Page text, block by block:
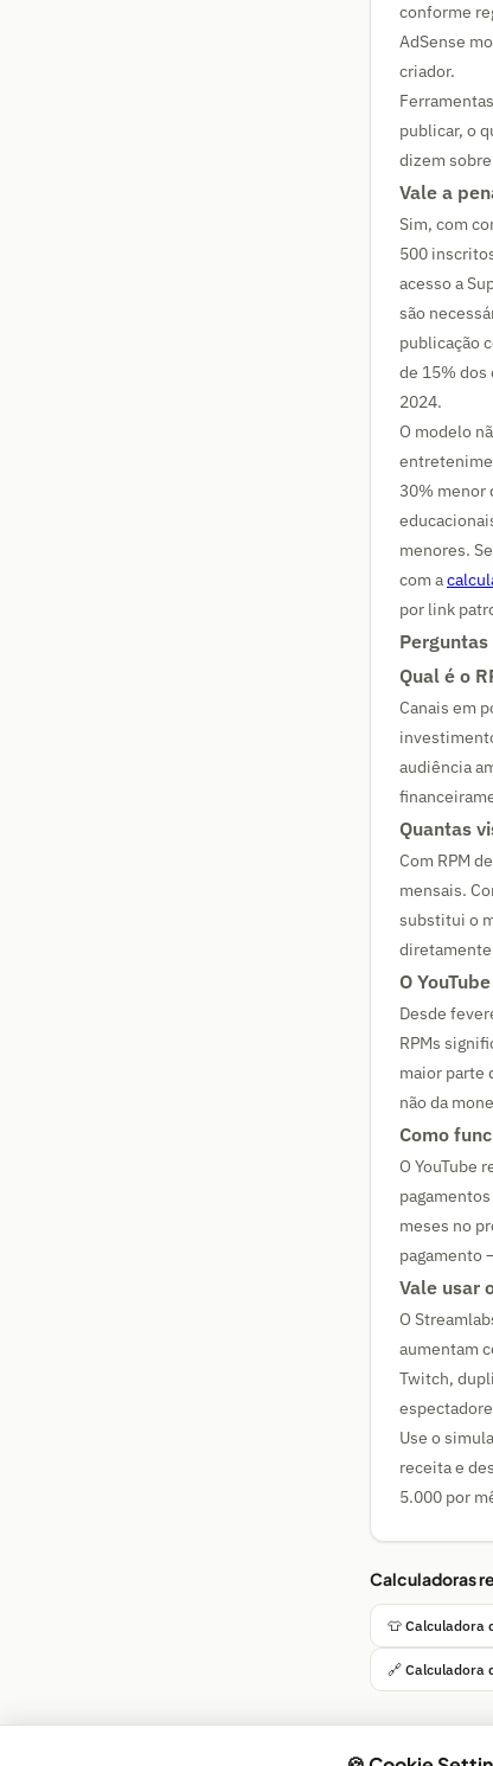
conforme
AdSense
criador.
publicar, o
dizem
Vale a
Sim, com
500
acesso a
são
publicação
de 15% dos
2024.
O modelo
30% menor
menores.
com a
por link
Qual é o
Canais em
audiência
Quantas
Com RPM
mensais.
substitui o
O
Desde
RPMs
maior parte
não da
Como
O YouTube
meses no
pagamento
Vale usar
O
aumentam
Twitch,
Use o
receita e
5.000 por
Calculadoras
👕 Calculadora
🔗 Calculadora